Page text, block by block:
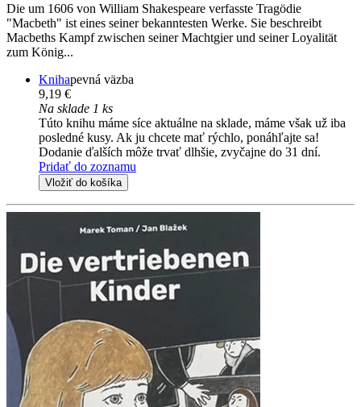
Die um 1606 von William Shakespeare verfasste Tragödie
"Macbeth" ist eines seiner bekanntesten Werke. Sie beschreibt
Macbeths Kampf zwischen seiner Machtgier und seiner Loyalität
zum König...
Knihapevná väzba
9,19 €
Na sklade 1 ks
Túto knihu máme síce aktuálne na sklade, máme však už iba
posledné kusy. Ak ju chcete mať rýchlo, ponáhľajte sa!
Dodanie ďalších môže trvať dlhšie, zvyčajne do 31 dní.
Pridať do zoznamu
Vložiť do košíka